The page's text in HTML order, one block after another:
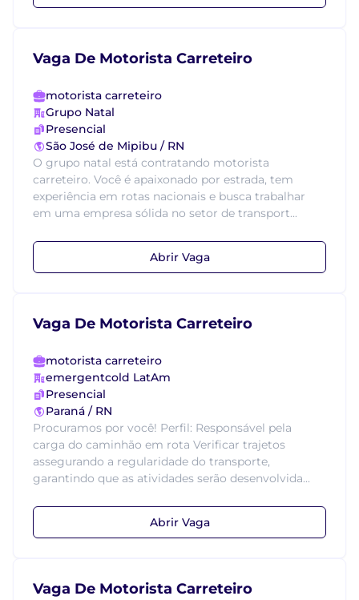
Vaga De Motorista Carreteiro
motorista carreteiro
Grupo Natal
Presencial
São José de Mipibu / RN
O grupo natal está contratando motorista
carreteiro. Você é apaixonado por estrada, tem
experiência em rotas nacionais e busca trabalhar
em uma empresa sólida no setor de transport...
Abrir Vaga
Vaga De Motorista Carreteiro
motorista carreteiro
emergentcold LatAm
Presencial
Paraná / RN
Procuramos por você! Perfil: Responsável pela
carga do caminhão em rota Verificar trajetos
assegurando a regularidade do transporte,
garantindo que as atividades serão desenvolvida...
Abrir Vaga
Vaga De Motorista Carreteiro